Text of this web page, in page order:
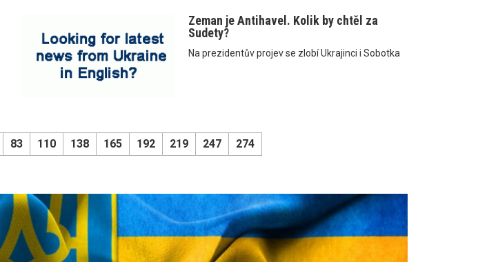
Zeman je Antihavel. Kolik by chtěl za
Sudety?
Na prezidentův projev se zlobí Ukrajinci i Sobotka
83 110 138 165 192 219 247 274